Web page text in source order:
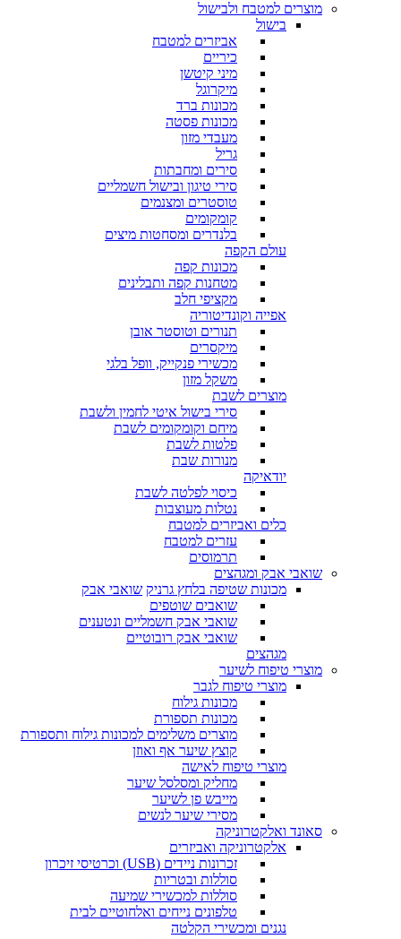
מוצרים למטבח ולבישול
בישול
אביזרים למטבח
כיריים
מיני קיטשן
מיקרוגל
מכונות ברד
מכונות פסטה
מעבדי מזון
גריל
סירים ומחבתות
סירי טיגון ובישול חשמליים
טוסטרים ומצנמים
קומקומים
בלנדרים ומסחטות מיצים
עולם הקפה
מכונות קפה
מטחנות קפה ותבלינים
מקציפי חלב
אפייה וקונדיטוריה
תנורים וטוסטר אובן
מיקסרים
מכשירי פנקייק, וופל בלגי
משקל מזון
מוצרים לשבת
סירי בישול איטי לחמין ולשבת
מיחם וקומקומים לשבת
פלטות לשבת
מנורות שבת
יודאיקה
כיסוי לפלטה לשבת
נטלות מעוצבות
כלים ואביזרים למטבח
עזרים למטבח
תרמוסים
שואבי אבק ומגהצים
מכונות שטיפה בלחץ גרניק שואבי אבק
שואבים שוטפים
שואבי אבק חשמליים ונטענים
שואבי אבק רובוטיים
מגהצים
מוצרי טיפוח לשיער
מוצרי טיפוח לגבר
מכונות גילוח
מכונות תספורת
מוצרים משלימים למכונות גילוח ותספורת
קוצץ שיער אף ואוזן
מוצרי טיפוח לאישה
מחליק ומסלסל שיער
מייבש פן לשיער
מסירי שיער לנשים
סאונד ואלקטרוניקה
אלקטרוניקה ואביזרים
זכרונות ניידים (USB) וכרטיסי זיכרון
סוללות ובטריות
סוללות למכשירי שמיעה
טלפונים נייחים ואלחוטיים לבית
נגנים ומכשירי הקלטה